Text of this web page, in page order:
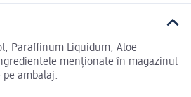
Paraffinum Liquidum, Aloe
menționate în magazinul
ambalaj.